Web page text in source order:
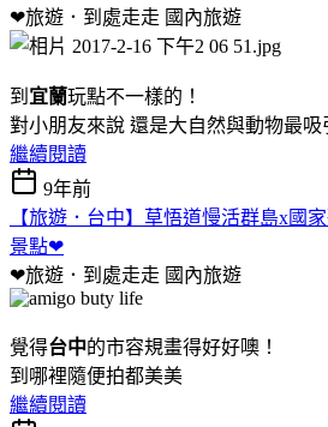
❤旅遊．到處走走 國內旅遊
到 宜蘭玩點不一樣的！
對小朋友來說 還是大自然與動物最吸
繼續閱讀
9年前
【旅遊．台中】草悟道慢活群島x國
景點❤
❤旅遊．到處走走 國內旅遊
覺得台中的市容規畫得好好噢！
到哪裡隨便拍都美美
繼續閱讀